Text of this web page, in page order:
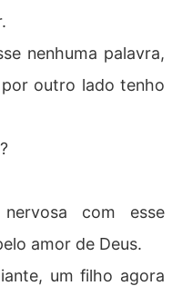
nenhuma palavra,
outro lado tenho
com esse
amor de Deus.
um filho agora